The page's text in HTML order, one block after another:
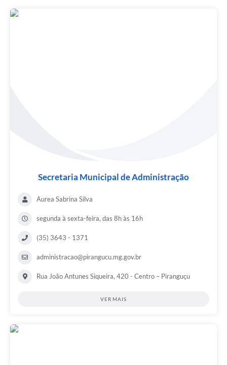
Secretaria Municipal de Administração
Aurea Sabrina Silva
segunda à sexta-feira, das 8h às 16h
(35) 3643 - 1371
administracao@pirangucu.mg.gov.br
Rua João Antunes Siqueira, 420 - Centro – Piranguçu
VER MAIS